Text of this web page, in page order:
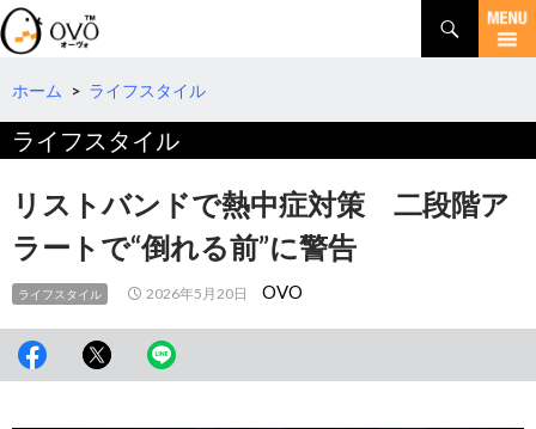
検
索
コ
テ
ツ
へ
ホーム > ライフスタイル
ライフスタイル
リストバンドで熱中症対策 二段階ア
ラートで“倒れる前”に警告
ライフスタイル 2026年5月20日 OVO